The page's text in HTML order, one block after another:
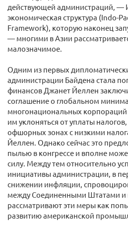
действующей администраций, —
экономическая структура (Indo-
Framework), которую наконец
— многими в Азии
малозначимое.
Одним из первых
администрации Байдена стала
финансов Джанет Йеллен
соглашение о глобальном
многонациональных
им уклоняться от уплаты
офшорных зонах с низкими
Йеллен. Однако сейчас это
пылью в конгрессе и вполне
силу. Между тем относительно
инициативы администрации, в
снижении инфляции,
между Соединенными Штатами и
рассматривают эти меры как
развитию американской